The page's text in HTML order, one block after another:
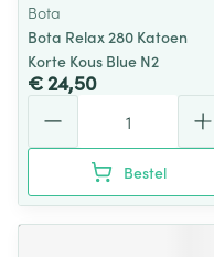
Bota
Bota Relax 280 Katoen
Korte Kous Blue N2
€ 24,50
Bestel